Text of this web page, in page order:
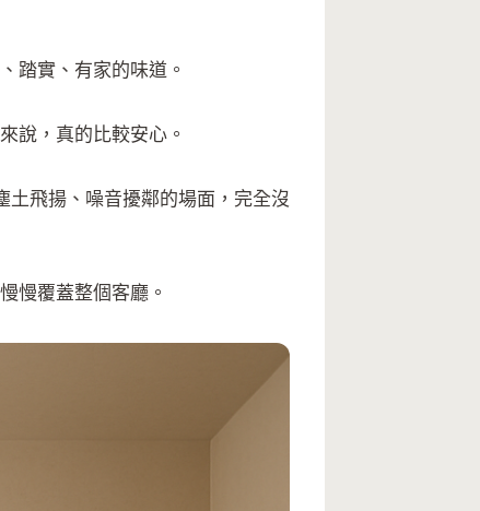
踏實、有家的味道。
說，真的比較安心。
飛揚、噪音擾鄰的場面，完全沒
慢覆蓋整個客廳。